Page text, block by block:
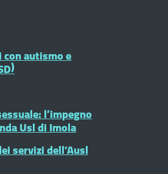
autismo e
l’impegno
Usl di Imola
servizi dell'Ausl